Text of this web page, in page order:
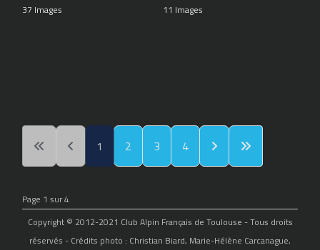
37 Images 11 Images
1 2 3 4
Page 1 sur 4
Copyright © 2012-2021 Club Alpin Français de Toulouse - Tous droits
réservés - Crédits photo : Christian Biard, Marie-Hélène Carcanague,